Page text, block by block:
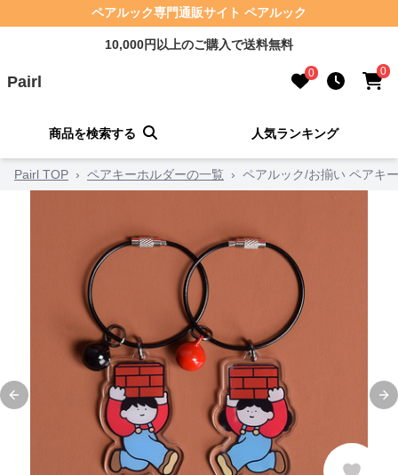
ペアルック専門通販サイト ペアルック
10,000円以上のご購入で送料無料
Pairl 0 0
商品を検索する 人気ランキング
Pairl TOP › ペアキーホルダーの一覧 › ペアルック/お揃い ペアキ
Previous slide